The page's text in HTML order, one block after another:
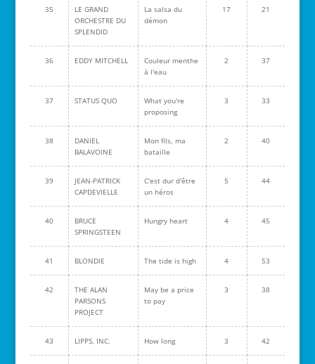
35
LE GRAND
ORCHESTRE DU
SPLENDID
La salsa du
démon
17 21
36 EDDY MITCHELL
Couleur menthe
à l'eau
2 37
37 STATUS QUO
What you're
proposing
3 33
38
DANIEL
BALAVOINE
Mon fils, ma
bataille
2 40
39
JEAN-PATRICK
CAPDEVIELLE
C'est dur d'être
un héros
5 44
40
BRUCE
SPRINGSTEEN
Hungry heart 4 45
41 BLONDIE The tide is high 4 53
42
THE ALAN
PARSONS
PROJECT
May be a price
to pay
3 38
43 LIPPS, INC. How long 3 42